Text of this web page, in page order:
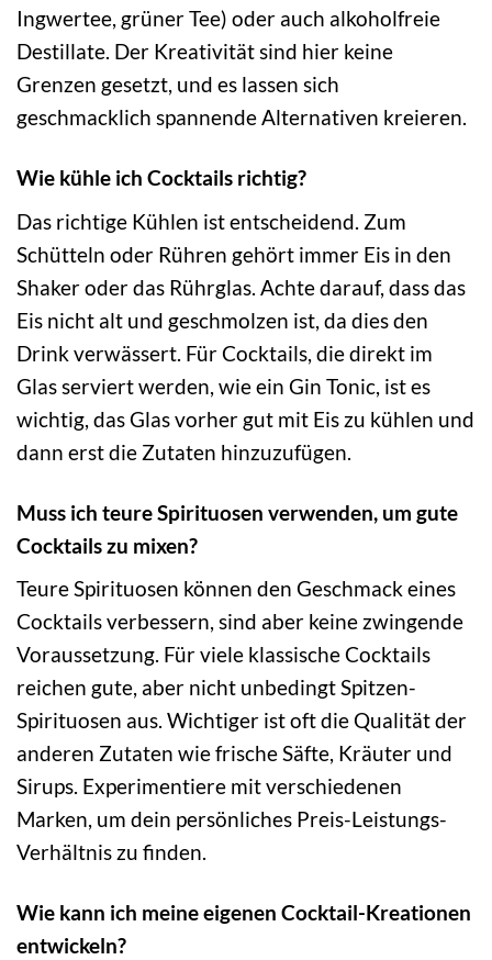
Ingwertee, grüner Tee) oder auch alkoholfreie
Destillate. Der Kreativität sind hier keine
Grenzen gesetzt, und es lassen sich
geschmacklich spannende Alternativen kreieren.
Wie kühle ich Cocktails richtig?
Das richtige Kühlen ist entscheidend. Zum
Schütteln oder Rühren gehört immer Eis in den
Shaker oder das Rührglas. Achte darauf, dass das
Eis nicht alt und geschmolzen ist, da dies den
Drink verwässert. Für Cocktails, die direkt im
Glas serviert werden, wie ein Gin Tonic, ist es
wichtig, das Glas vorher gut mit Eis zu kühlen und
dann erst die Zutaten hinzuzufügen.
Muss ich teure Spirituosen verwenden, um gute
Cocktails zu mixen?
Teure Spirituosen können den Geschmack eines
Cocktails verbessern, sind aber keine zwingende
Voraussetzung. Für viele klassische Cocktails
reichen gute, aber nicht unbedingt Spitzen-
Spirituosen aus. Wichtiger ist oft die Qualität der
anderen Zutaten wie frische Säfte, Kräuter und
Sirups. Experimentiere mit verschiedenen
Marken, um dein persönliches Preis-Leistungs-
Verhältnis zu finden.
Wie kann ich meine eigenen Cocktail-Kreationen
entwickeln?